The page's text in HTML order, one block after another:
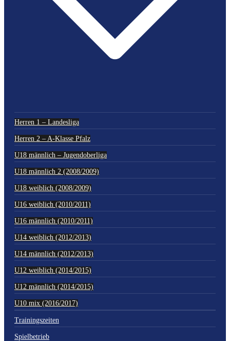
Herren 1 – Landesliga
Herren 2 – A-Klasse Pfalz
U18 männlich – Jugendoberliga
U18 männlich 2 (2008/2009)
U18 weiblich (2008/2009)
U16 weiblich (2010/2011)
U16 männlich (2010/2011)
U14 weiblich (2012/2013)
U14 männlich (2012/2013)
U12 weiblich (2014/2015)
U12 männlich (2014/2015)
U10 mix (2016/2017)
Trainingszeiten
Spielbetrieb